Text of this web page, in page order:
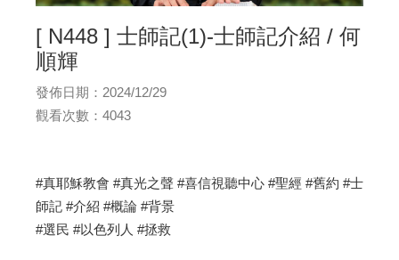
[ N448 ] 士師記(1)-士師記介紹 / 何
順輝
發佈日期：2024/12/29
觀看次數：4043
#真耶穌教會 #真光之聲 #喜信視聽中心 #聖經 #舊約 #士
師記 #介紹 #概論 #背景
#選民 #以色列人 #拯救